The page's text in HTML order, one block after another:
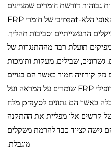
גבוהות דורשת חומרים שמציינים
על שמרנותם ללא התדרדרות. האופי הלא-reatיבי של חומרי FRP
התעשייתיים וסביבות תהליך.
מפיקים תועלת רבה מההתנגדות של
גשרונים, שבילים, מעקות ותומכות
נזק קורוזיה חמור כאשר הם בנויים
מחומרים מסורתיים, אך פרופילי FRP שומרים על המראה ועל
התכונות המבניות שלהם ללא הגבלה כאשר הם נתונים לסpray מלח
קרשים אלו מפליית את ההתקנה
גישה לציוד כבד להרמת משקלים
מוגבלת.